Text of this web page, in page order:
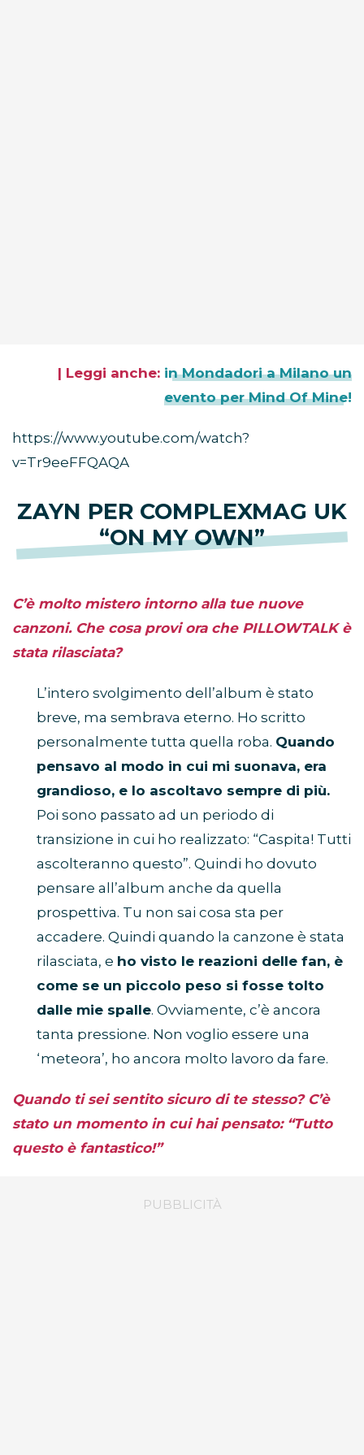
| Leggi anche: in Mondadori a Milano un
evento per Mind Of Mine!
https://www.youtube.com/watch?
v=Tr9eeFFQAQA
ZAYN PER COMPLEXMAG UK
“ON MY OWN”
C’è molto mistero intorno alla tue nuove
canzoni. Che cosa provi ora che PILLOWTALK è
stata rilasciata?
L’intero svolgimento dell’album è stato
breve, ma sembrava eterno. Ho scritto
personalmente tutta quella roba. Quando
pensavo al modo in cui mi suonava, era
grandioso, e lo ascoltavo sempre di più.
Poi sono passato ad un periodo di
transizione in cui ho realizzato: “Caspita! Tutti
ascolteranno questo”. Quindi ho dovuto
pensare all’album anche da quella
prospettiva. Tu non sai cosa sta per
accadere. Quindi quando la canzone è stata
rilasciata, e ho visto le reazioni delle fan, è
come se un piccolo peso si fosse tolto
dalle mie spalle. Ovviamente, c’è ancora
tanta pressione. Non voglio essere una
‘meteora’, ho ancora molto lavoro da fare.
Quando ti sei sentito sicuro di te stesso? C’è
stato un momento in cui hai pensato: “Tutto
questo è fantastico!”